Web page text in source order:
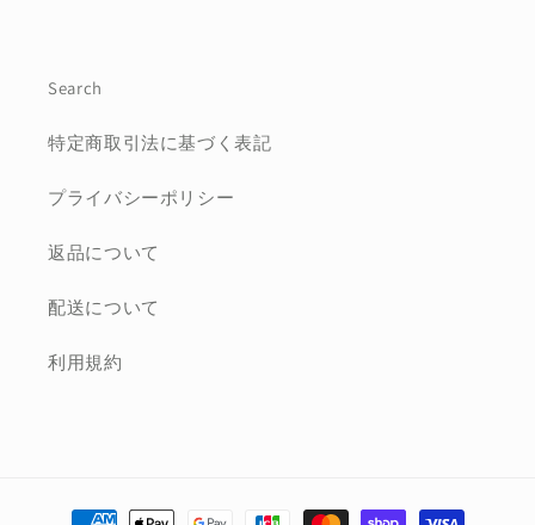
Search
特定商取引法に基づく表記
プライバシーポリシー
返品について
配送について
利用規約
決